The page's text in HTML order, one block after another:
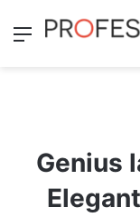
Menú
Genius